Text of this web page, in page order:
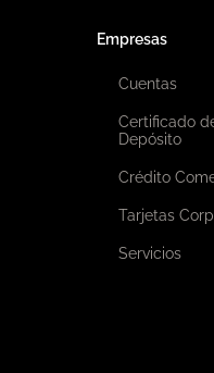
Empresas
Cuentas
Certificado
Depósito
Crédito
Tarjetas
Servicios